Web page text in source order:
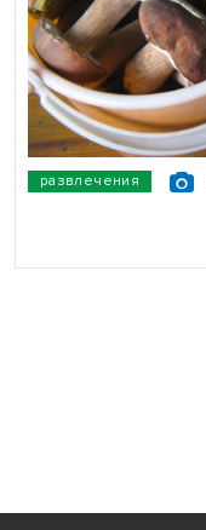
развлечения